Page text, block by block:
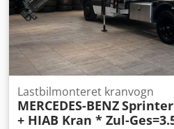
INFORMATION: Premium Kfz
02829 Schöpstal OT Ebersbach
rådighed: Man.-fre. fra kl. 9.00 til
aftale Vi taler tysk We speak
Mówimy po polsku
Lastbilmonteret kranvogn
MERCEDES-BENZ
+ HIAB Kran * Zul-